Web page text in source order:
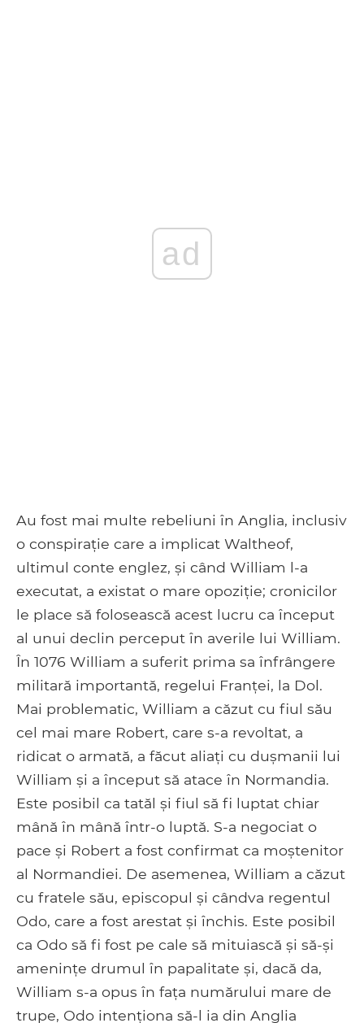
ad
Au fost mai multe rebeliuni în Anglia, inclusiv
o conspirație care a implicat Waltheof,
ultimul conte englez, și când William l-a
executat, a existat o mare opoziție; cronicilor
le place să folosească acest lucru ca început
al unui declin perceput în averile lui William.
În 1076 William a suferit prima sa înfrângere
militară importantă, regelui Franței, la Dol.
Mai problematic, William a căzut cu fiul său
cel mai mare Robert, care s-a revoltat, a
ridicat o armată, a făcut aliați cu dușmanii lui
William și a început să atace în Normandia.
Este posibil ca tatăl și fiul să fi luptat chiar
mână în mână într-o luptă. S-a negociat o
pace și Robert a fost confirmat ca moștenitor
al Normandiei. De asemenea, William a căzut
cu fratele său, episcopul și cândva regentul
Odo, care a fost arestat și închis. Este posibil
ca Odo să fi fost pe cale să mituiască și să-și
amenințe drumul în papalitate și, dacă da,
William s-a opus în fața numărului mare de
trupe, Odo intenționa să-l ia din Anglia